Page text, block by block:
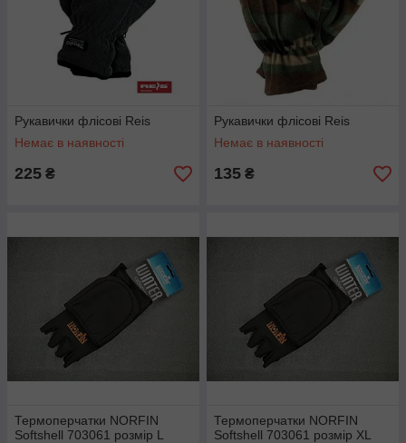
Рукавички флісові Reis
Немає в наявності
225 ₴
Рукавички флісові Reis
Немає в наявності
135 ₴
Термоперчатки NORFIN
Softshell 703061 розмір L
Термоперчатки NORFIN
Softshell 703061 розмір XL